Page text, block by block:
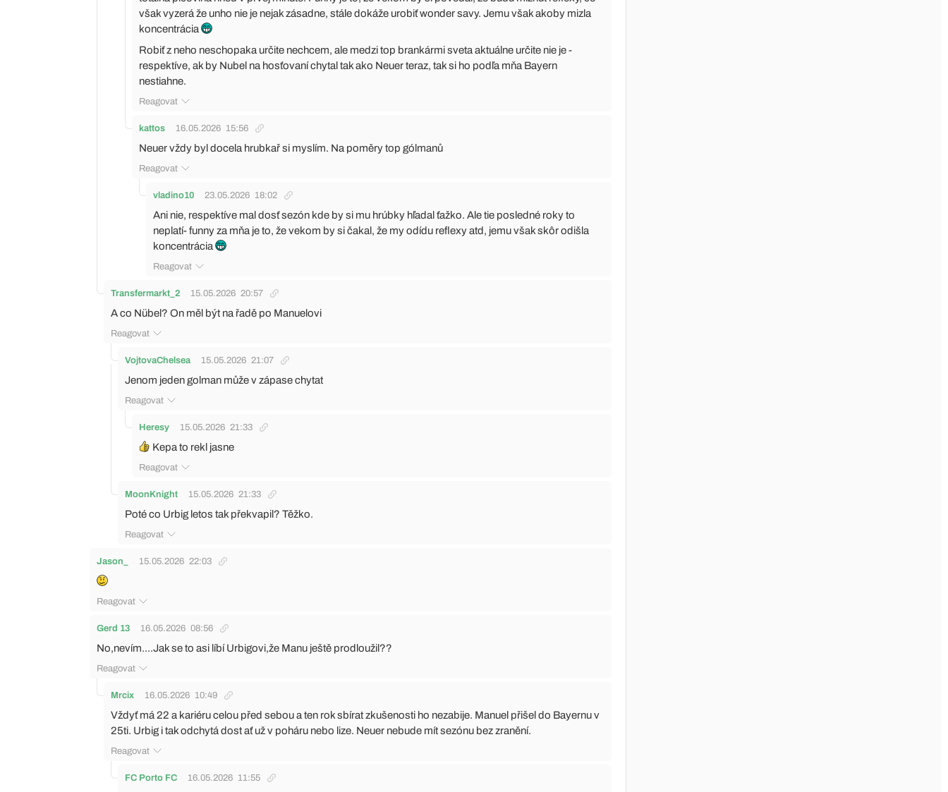
však vyzerá že unho nie je nejak zásadne, stále dokáže urobiť wonder savy. Jemu však akoby mizla
koncentrácia
Robiť z neho neschopaka určite nechcem, ale medzi top brankármi sveta aktuálne určite nie je -
respektíve, ak by Nubel na hosťovaní chytal tak ako Neuer teraz, tak si ho podľa mňa Bayern
nestiahne.
Reagovat
kattos 16.05.2026 15:56
Neuer vždy byl docela hrubkař si myslím. Na poměry top gólmanů
Reagovat
vladino10 23.05.2026 18:02
Ani nie, respektíve mal dosť sezón kde by si mu hrúbky hľadal ťažko. Ale tie posledné roky to
neplatí- funny za mňa je to, že vekom by si čakal, že my odídu reflexy atd, jemu však skôr odišla
koncentrácia
Reagovat
Transfermarkt_2 15.05.2026 20:57
A co Nübel? On měl být na řadě po Manuelovi
Reagovat
VojtovaChelsea 15.05.2026 21:07
Jenom jeden golman může v zápase chytat
Reagovat
Heresy 15.05.2026 21:33
Kepa to rekl jasne
Reagovat
MoonKnight 15.05.2026 21:33
Poté co Urbig letos tak překvapil? Těžko.
Reagovat
Jason_ 15.05.2026 22:03
Reagovat
Gerd 13 16.05.2026 08:56
No,nevím....Jak se to asi líbí Urbigovi,že Manu ještě prodloužil??
Reagovat
Mrcix 16.05.2026 10:49
Vždyť má 22 a kariéru celou před sebou a ten rok sbírat zkušenosti ho nezabije. Manuel přišel do Bayernu v
25ti. Urbig i tak odchytá dost ať už v poháru nebo lize. Neuer nebude mít sezónu bez zranění.
Reagovat
FC Porto FC 16.05.2026 11:55